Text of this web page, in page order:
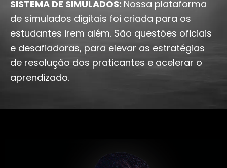
SISTEMA DE SIMULADOS: Nossa plataforma
de simulados digitais foi criada para os
estudantes irem além. São questões oficiais
e desafiadoras, para elevar as estratégias
de resolução dos praticantes e acelerar o
aprendizado.